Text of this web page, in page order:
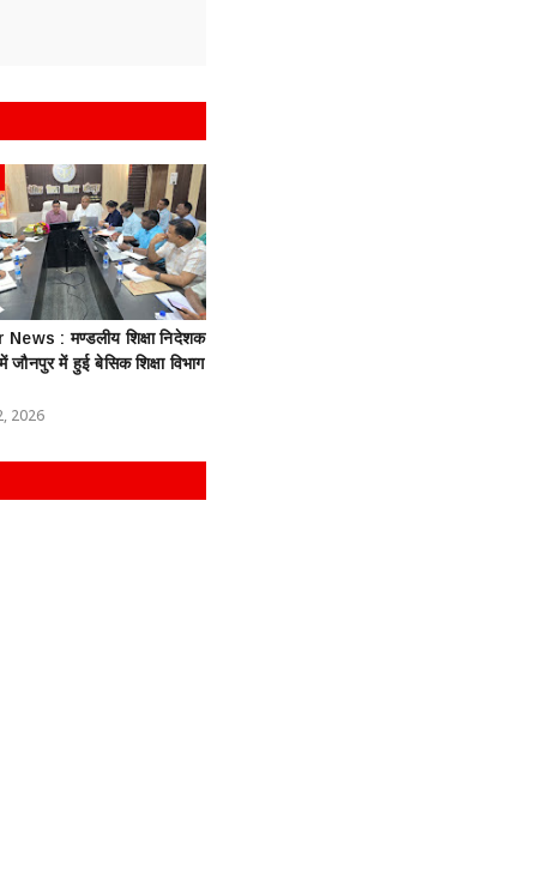
: ​मण्डलीय शिक्षा निदेशक
जौनपुर में हुई बेसिक शिक्षा विभाग
2026